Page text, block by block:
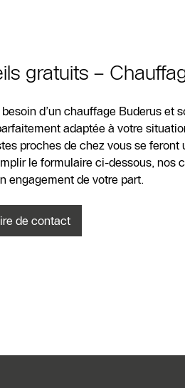
gratuits –
d’un chauffage Buderus et
adaptée à votre
proches de chez vous se feront
le formulaire ci-dessous, nos
engagement de votre part.
de contact